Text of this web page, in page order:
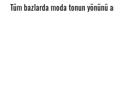
Tüm bazlarda moda tonun yönünü